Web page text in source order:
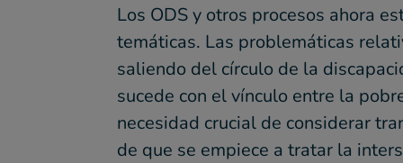
Los ODS y otros procesos ahora
temáticas. Las problemáticas
saliendo del círculo de la
sucede con el vínculo entre la
necesidad crucial de considerar
de que se empiece a tratar la